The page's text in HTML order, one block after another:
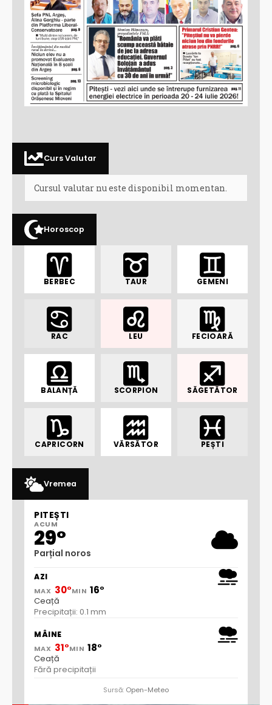
Curs Valutar
Cursul valutar nu este disponibil momentan.
Horoscop
BERBEC TAUR GEMENI
RAC LEU FECIOARĂ
BALANȚĂ SCORPION SĂGETĂTOR
CAPRICORN VĂRSĂTOR PEȘTI
Vremea
PITEȘTI
ACUM
29°
Parțial noros
AZI
MAX 30°MIN 16°
Ceață
Precipitații: 0.1 mm
MÂINE
MAX 31°MIN 18°
Ceață
Fără precipitații
Sursă: Open-Meteo